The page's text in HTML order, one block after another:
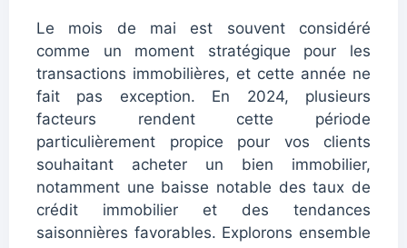
Le mois de mai est souvent considéré
comme un moment stratégique pour les
transactions immobilières, et cette année ne
fait pas exception. En 2024, plusieurs
facteurs rendent cette période
particulièrement propice pour vos clients
souhaitant acheter un bien immobilier,
notamment une baisse notable des taux de
crédit immobilier et des tendances
saisonnières favorables. Explorons ensemble